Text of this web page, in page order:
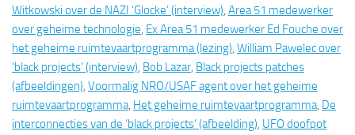
Witkowski over de NAZI ‘Glocke’ (interview), Area 51 medewerker
over geheime technologie, Ex Area 51 medewerker Ed Fouche over
het geheime ruimtevaartprogramma (lezing), William Pawelec over
‘black projects’ (interview), Bob Lazar, Black projects patches
(afbeeldingen), Voormalig NRO/USAF agent over het geheime
ruimtevaartprogramma, Het geheime ruimtevaartprogramma, De
interconnecties van de ‘black projects’ (afbeelding), UFO doofpot